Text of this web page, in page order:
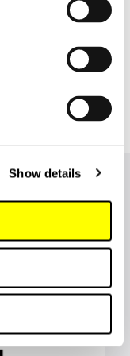
Show details